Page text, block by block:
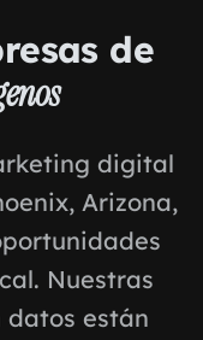
de
digital
Arizona,
Nuestras
están